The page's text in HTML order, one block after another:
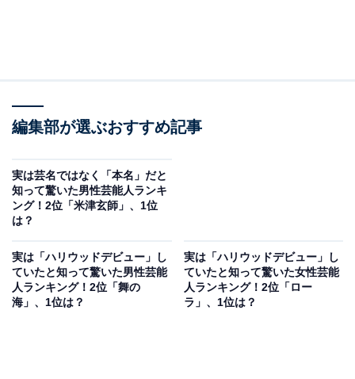
仮屋さん。4月29日に放送されたバラエティー番組『踊
る！さんま御殿!!』（日本テレビ系）に出演した際には、
けで興味を持ってもらえることがあった」と語っていま
す。
回答者からは「珍しい苗字なので芸名だと思っていたの
で驚きました」（50代女性／兵庫県）、「カタカナの名
前が珍しいと思うから」（30代女性／愛知県）、「苗字
編集部が選ぶおすすめ記事
実は芸名ではなく「本名」だと
知って驚いた男性芸能人ランキ
ング！2位「米津玄師」、1位
は？
実は「ハリウッドデビュー」し
ていたと知って驚いた男性芸能
人ランキング！2位「舞の
海」、1位は？
実は「ハリウッドデビュー」し
ていたと知って驚いた女性芸能
人ランキング！2位「ロー
ラ」、1位は？